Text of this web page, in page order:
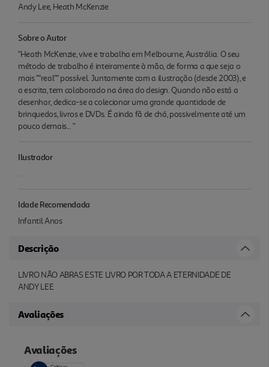
Andy Lee, Heath McKenzie
Sobre o Autor
"Heath McKenzie, vive e trabalha em Melbourne, Austrália. O seu
método de trabalho é inteiramente à mão, de forma a que seja o
mais ""real"" possível. Juntamente com a ilustração (desde 2003), e
a escrita, tem colaborado na área do design. Quando não está a
desenhar, dedica-se a colecionar uma grande quantidade de
brinquedos, livros e DVDs. É ainda fã de chá, possivelmente até um
pouco demais... "
Ilustrador
.
Idade Recomendada
Infantil Anos
Descrição
LIVRO NÃO ABRAS ESTE LIVRO POR TODA A ETERNIDADE DE
ANDY LEE
Avaliações